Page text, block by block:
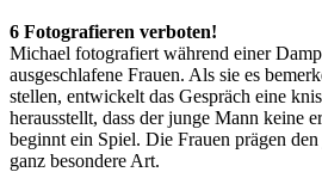
6 Fotografieren verboten!
Michael fotografiert während einer
ausgeschlafene Frauen. Als sie es
stellen, entwickelt das Gespräch eine
herausstellt, dass der junge Mann keine
beginnt ein Spiel. Die Frauen prägen
ganz besondere Art.